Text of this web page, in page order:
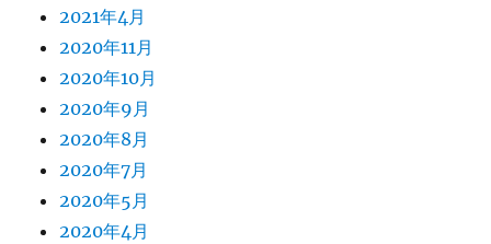
2021年4月
2020年11月
2020年10月
2020年9月
2020年8月
2020年7月
2020年5月
2020年4月